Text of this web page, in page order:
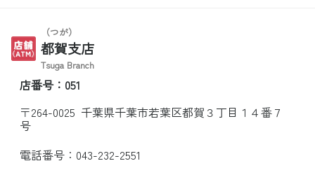
（つが）
都賀支店
Tsuga Branch
店番号：051
〒264-0025 千葉県千葉市若葉区都賀３丁目１４番７
号
電話番号： 043-232-2551